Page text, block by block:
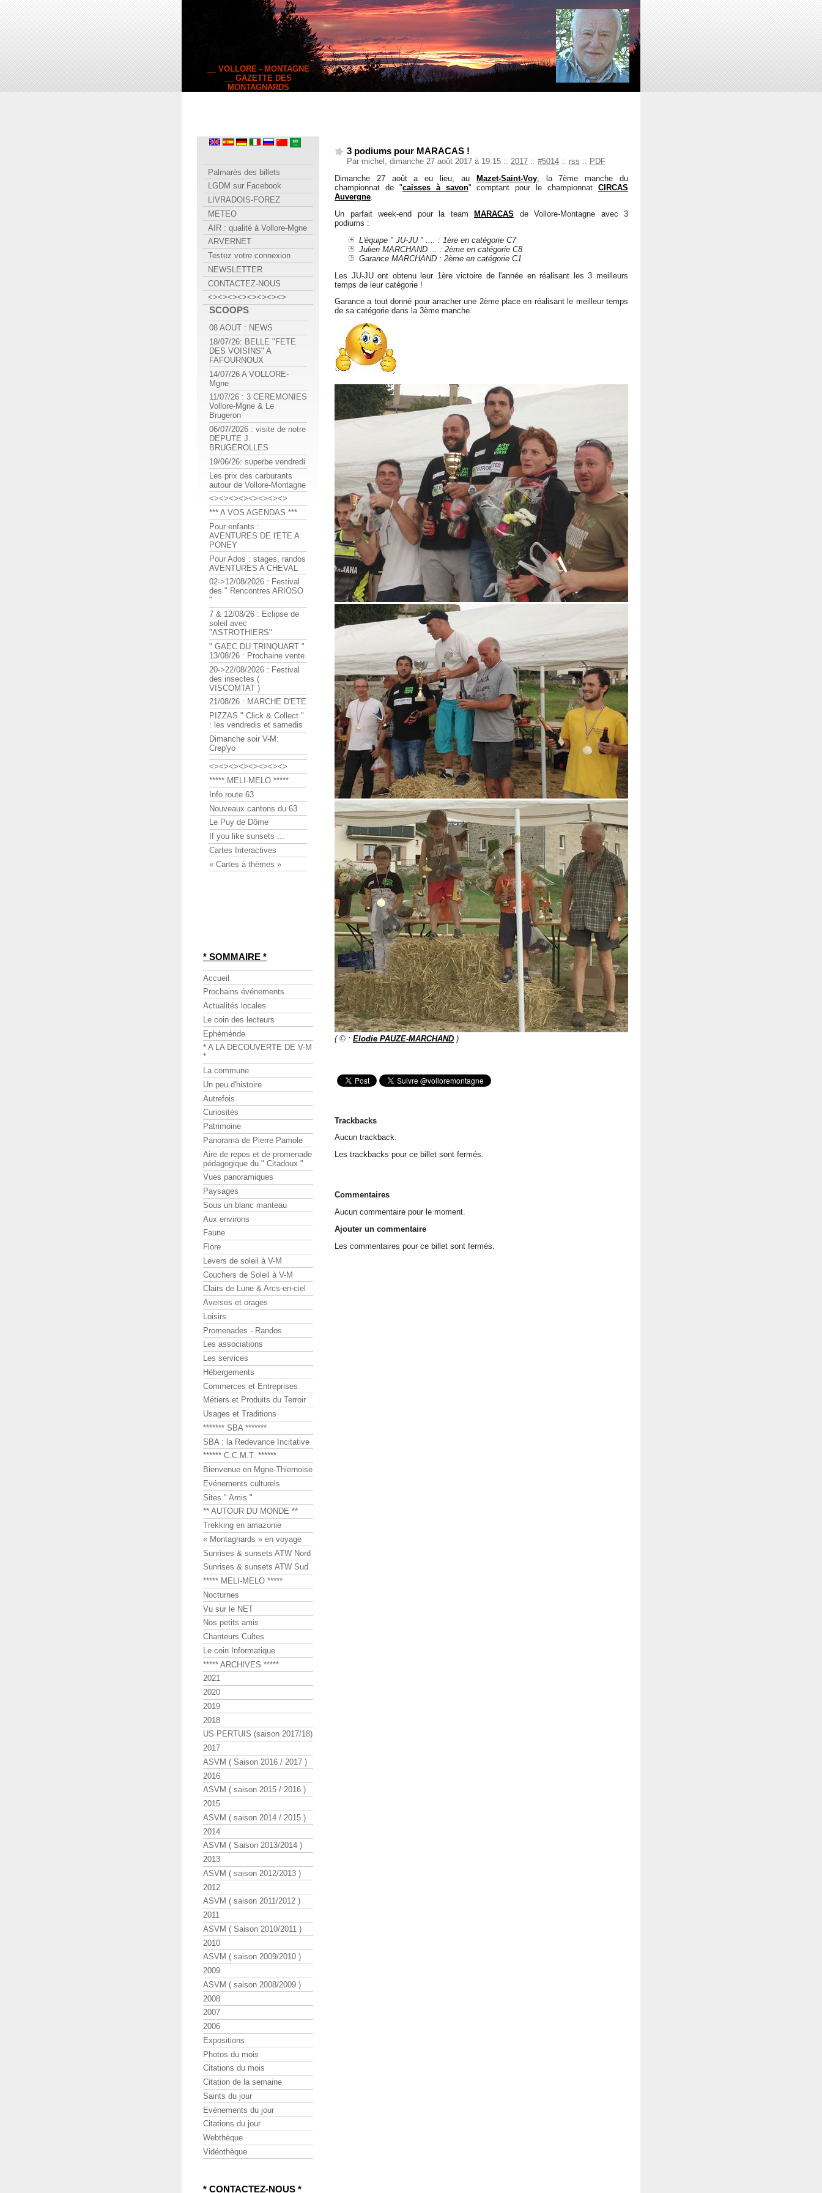
__ VOLLORE - MONTAGNE
__ GAZETTE DES
MONTAGNARDS
3 podiums pour MARACAS !
Par michel, dimanche 27 août 2017 à 19:15 :: 2017 :: #5014 :: rss :: PDF
Dimanche 27 août a eu lieu, au
Mazet-Saint-Voy, la 7ème manche du
championnat de "caisses à savon" comptant pour le championnatCIRCAS
Auvergne.
Un parfait week-end pour la team
MARACAS de Vollore-Montagne avec 3
podiums :
L'équipe " JU-JU " .... : 1ère en catégorie C7
Julien MARCHAND ... : 2ème en catégorie C8
Garance MARCHAND : 2ème en catégorie C1
Les JU-JU ont obtenu leur 1ère victoire de l'année en réalisant les 3 meilleurs
temps de leur catégorie !
Garance a tout donné pour arracher une 2ème place en réalisant le meilleur temps
de sa catégorie dans la 3ème manche.
( © : Elodie PAUZE-MARCHAND )
Trackbacks
Aucun trackback.
Les trackbacks pour ce billet sont fermés.
Commentaires
Aucun commentaire pour le moment.
Ajouter un commentaire
Les commentaires pour ce billet sont fermés.
Palmarès des billets
LGDM sur Facebook
LIVRADOIS-FOREZ
METEO
AIR : qualité à Vollore-Mgne
ARVERNET
Testez votre connexion
NEWSLETTER
CONTACTEZ-NOUS
<><><><><><><><>
SCOOPS
08 AOUT : NEWS
18/07/26: BELLE "FETE
DES VOISINS" A
FAFOURNOUX
14/07/26 A VOLLORE-
Mgne
11/07/26 : 3 CEREMONIES
Vollore-Mgne & Le
Brugeron
06/07/2026 : visite de notre
DEPUTE J.
BRUGEROLLES
19/06/26: superbe vendredi
Les prix des carburants
autour de Vollore-Montagne
<><><><><><><><>
*** A VOS AGENDAS ***
Pour enfants :
AVENTURES DE l'ETE A
PONEY
Pour Ados : stages, randos
AVENTURES A CHEVAL
02->12/08/2026 : Festival
des " Rencontres ARIOSO
"
7 & 12/08/26 : Eclipse de
soleil avec
"ASTROTHIERS"
" GAEC DU TRINQUART "
13/08/26 : Prochaine vente
20->22/08/2026 : Festival
des insectes (
VISCOMTAT )
21/08/26 : MARCHE D'ETE
PIZZAS " Click & Collect "
: les vendredis et samedis
Dimanche soir V-M:
Crep'yo
<><><><><><><><>
***** MELI-MELO *****
Info route 63
Nouveaux cantons du 63
Le Puy de Dôme
If you like sunsets ...
Cartes Interactives
« Cartes à thèmes »
* SOMMAIRE *
Accueil
Prochains événements
Actualités locales
Le coin des lecteurs
Ephéméride
* A LA DECOUVERTE DE V-M
*
La commune
Un peu d'histoire
Autrefois
Curiosités
Patrimoine
Panorama de Pierre Pamole
Aire de repos et de promenade
pédagogique du " Citadoux "
Vues panoramiques
Paysages
Sous un blanc manteau
Aux environs
Faune
Flore
Levers de soleil à V-M
Couchers de Soleil à V-M
Clairs de Lune & Arcs-en-ciel
Averses et orages
Loisirs
Promenades - Randos
Les associations
Les services
Hébergements
Commerces et Entreprises
Métiers et Produits du Terroir
Usages et Traditions
******* SBA *******
SBA : la Redevance Incitative
****** C.C.M.T. ******
Bienvenue en Mgne-Thiernoise
Evénements culturels
Sites " Amis "
** AUTOUR DU MONDE **
Trekking en amazonie
« Montagnards » en voyage
Sunrises & sunsets ATW Nord
Sunrises & sunsets ATW Sud
***** MELI-MELO *****
Nocturnes
Vu sur le NET
Nos petits amis
Chanteurs Cultes
Le coin Informatique
***** ARCHIVES *****
2021
2020
2019
2018
US PERTUIS (saison 2017/18)
2017
ASVM ( Saison 2016 / 2017 )
2016
ASVM ( saison 2015 / 2016 )
2015
ASVM ( saison 2014 / 2015 )
2014
ASVM ( Saison 2013/2014 )
2013
ASVM ( saison 2012/2013 )
2012
ASVM ( saison 2011/2012 )
2011
ASVM ( Saison 2010/2011 )
2010
ASVM ( saison 2009/2010 )
2009
ASVM ( saison 2008/2009 )
2008
2007
2006
Expositions
Photos du mois
Citations du mois
Citation de la semaine
Saints du jour
Evénements du jour
Citations du jour
Webthèque
Vidéothèque
* CONTACTEZ-NOUS *